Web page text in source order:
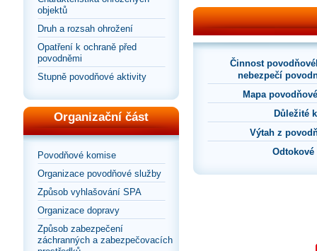
objektů
Druh a rozsah ohrožení
Opatření k ochraně před
povodněmi
Stupně povodňové aktivity
Organizační část
Povodňové komise
Organizace povodňové služby
Způsob vyhlašování SPA
Organizace dopravy
Způsob zabezpečení
záchranných a zabezpečovacích
Činnost
nebezpečí
Mapa
Důležité
Výtah z
Odtokové